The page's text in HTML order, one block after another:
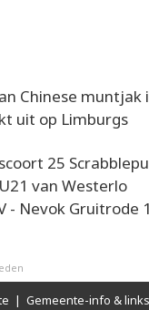
Chinese muntjak
uit op Limburgs
25
van Westerlo
- Nevok Gruitrode
| Gemeente-info & links